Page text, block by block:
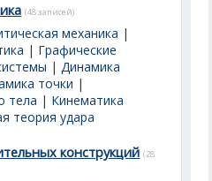
(48 записей)
механика |
| Графические
|Динамика
точки |
тела | Кинематика
теория удара
конструкций (28